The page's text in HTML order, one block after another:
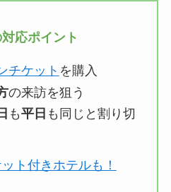
応ポイント
チケット を購入
の来訪を狙う
も平日 も同じと割り切
ト付きホテルも！